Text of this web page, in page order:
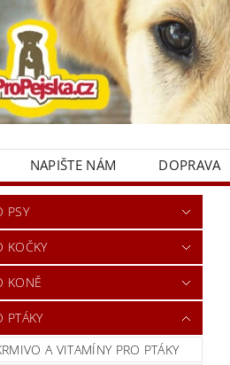
NAPIŠTE NÁM DOPRAVA
PSY
KOČKY
KONĚ
PTÁKY
A VITAMÍNY PRO PTÁKY